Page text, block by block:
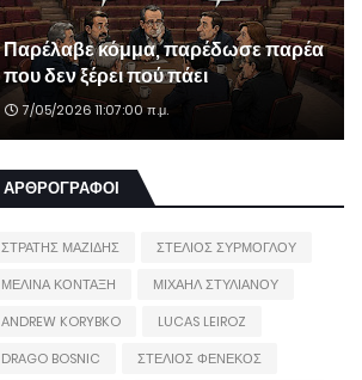
Παρέλαβε κόμμα, παρέδωσε παρέα
που δεν ξέρει πού πάει
7/05/2026 11:07:00 π.μ.
ΑΡΘΡΟΓΡΑΦΟΙ
ΣΤΡΑΤΗΣ ΜΑΖΙΔΗΣ
ΣΤΕΛΙΟΣ ΣΥΡΜΟΓΛΟΥ
ΜΕΛΙΝΑ ΚΟΝΤΑΞΗ
ΜΙΧΑΗΛ ΣΤΥΛΙΑΝΟΥ
ANDREW KORYBKO
LUCAS LEIROZ
DRAGO BOSNIC
ΣΤΕΛΙΟΣ ΦΕΝΕΚΟΣ